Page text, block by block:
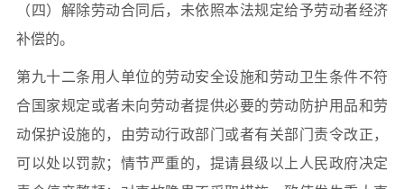
（四）解除劳动合同后，未依照本法规定给予劳动者经济
补偿的。
第九十二条用人单位的劳动安全设施和劳动卫生条件不符
合国家规定或者未向劳动者提供必要的劳动防护用品和劳
动保护设施的，由劳动行政部门或者有关部门责令改正，
可以处以罚款；情节严重的，提请县级以上人民政府决定